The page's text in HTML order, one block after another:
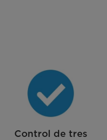
Control de tres